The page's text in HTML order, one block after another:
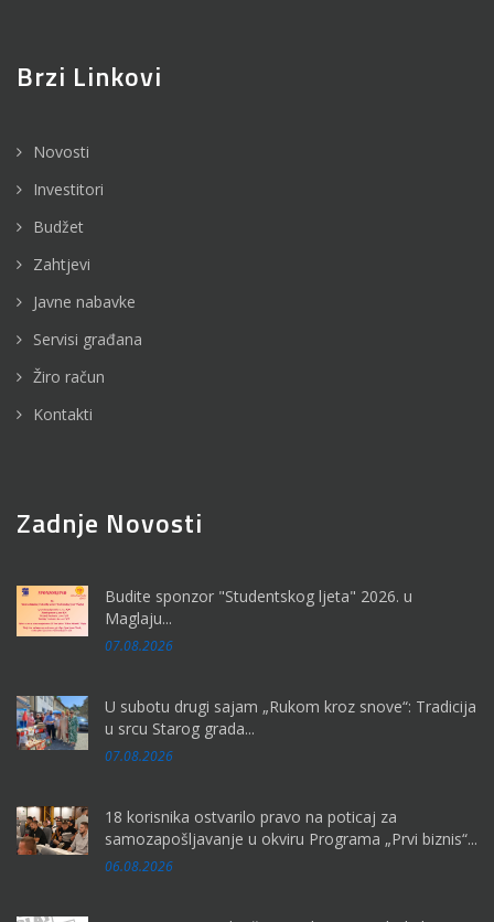
Brzi Linkovi
Novosti
Investitori
Budžet
Zahtjevi
Javne nabavke
Servisi građana
Žiro račun
Kontakti
Zadnje Novosti
Budite sponzor "Studentskog ljeta" 2026. u
Maglaju...
07.08.2026
U subotu drugi sajam „Rukom kroz snove“: Tradicija
u srcu Starog grada...
07.08.2026
18 korisnika ostvarilo pravo na poticaj za
samozapošljavanje u okviru Programa „Prvi biznis“...
06.08.2026